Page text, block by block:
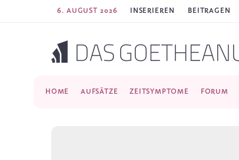
6. AUGUST 2026 INSERIEREN BEITRAGEN
HOME AUFSÄTZE ZEITSYMPTOME FORUM